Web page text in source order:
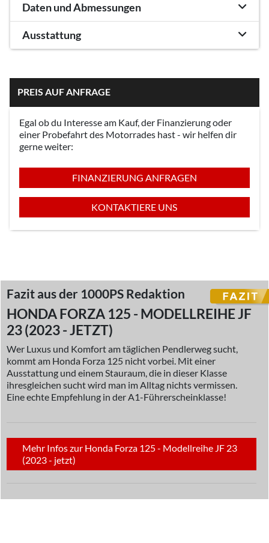
Daten und Abmessungen
Ausstattung
PREIS AUF ANFRAGE
Egal ob du Interesse am Kauf, der Finanzierung oder
einer Probefahrt des Motorrades hast - wir helfen dir
gerne weiter:
FINANZIERUNG ANFRAGEN
KONTAKTIERE UNS
Fazit aus der 1000PS Redaktion
HONDA FORZA 125 - MODELLREIHE JF
23 (2023 - JETZT)
Wer Luxus und Komfort am täglichen Pendlerweg sucht,
kommt am Honda Forza 125 nicht vorbei. Mit einer
Ausstattung und einem Stauraum, die in dieser Klasse
ihresgleichen sucht wird man im Alltag nichts vermissen.
Eine echte Empfehlung in der A1-Führerscheinklasse!
Mehr Infos zur Honda Forza 125 - Modellreihe JF 23
(2023 - jetzt)